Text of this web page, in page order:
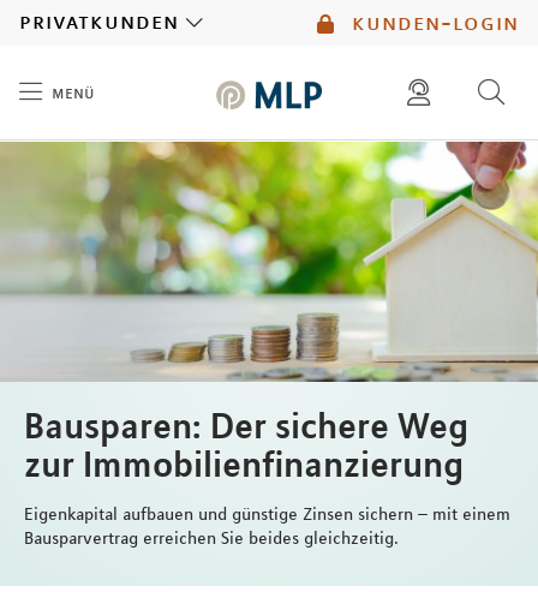
kunden-login
privatkunden
menü
diese website durchsuchen
mlp berater finden
Bausparen: Der sichere Weg
zur Immobilienfinanzierung
Eigenkapital aufbauen und günstige Zinsen sichern – mit einem
Bausparvertrag erreichen Sie beides gleichzeitig.